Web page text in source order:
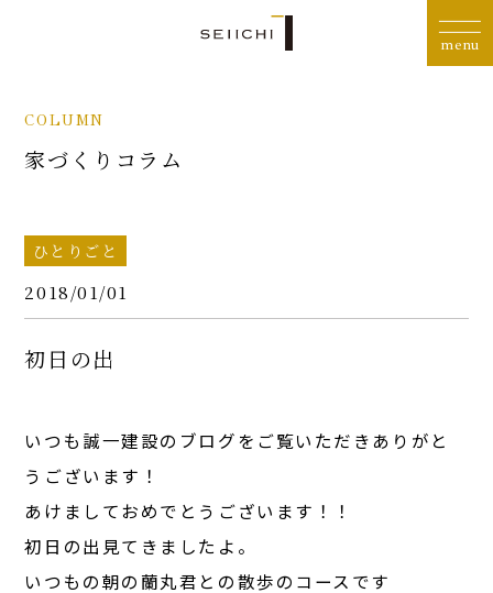
COLUMN
家づくりコラム
ひとりごと
2018/01/01
初日の出
いつも誠一建設のブログをご覧いただきありがと
うございます！
あけましておめでとうございます！！
初日の出見てきましたよ。
いつもの朝の蘭丸君との散歩のコースです